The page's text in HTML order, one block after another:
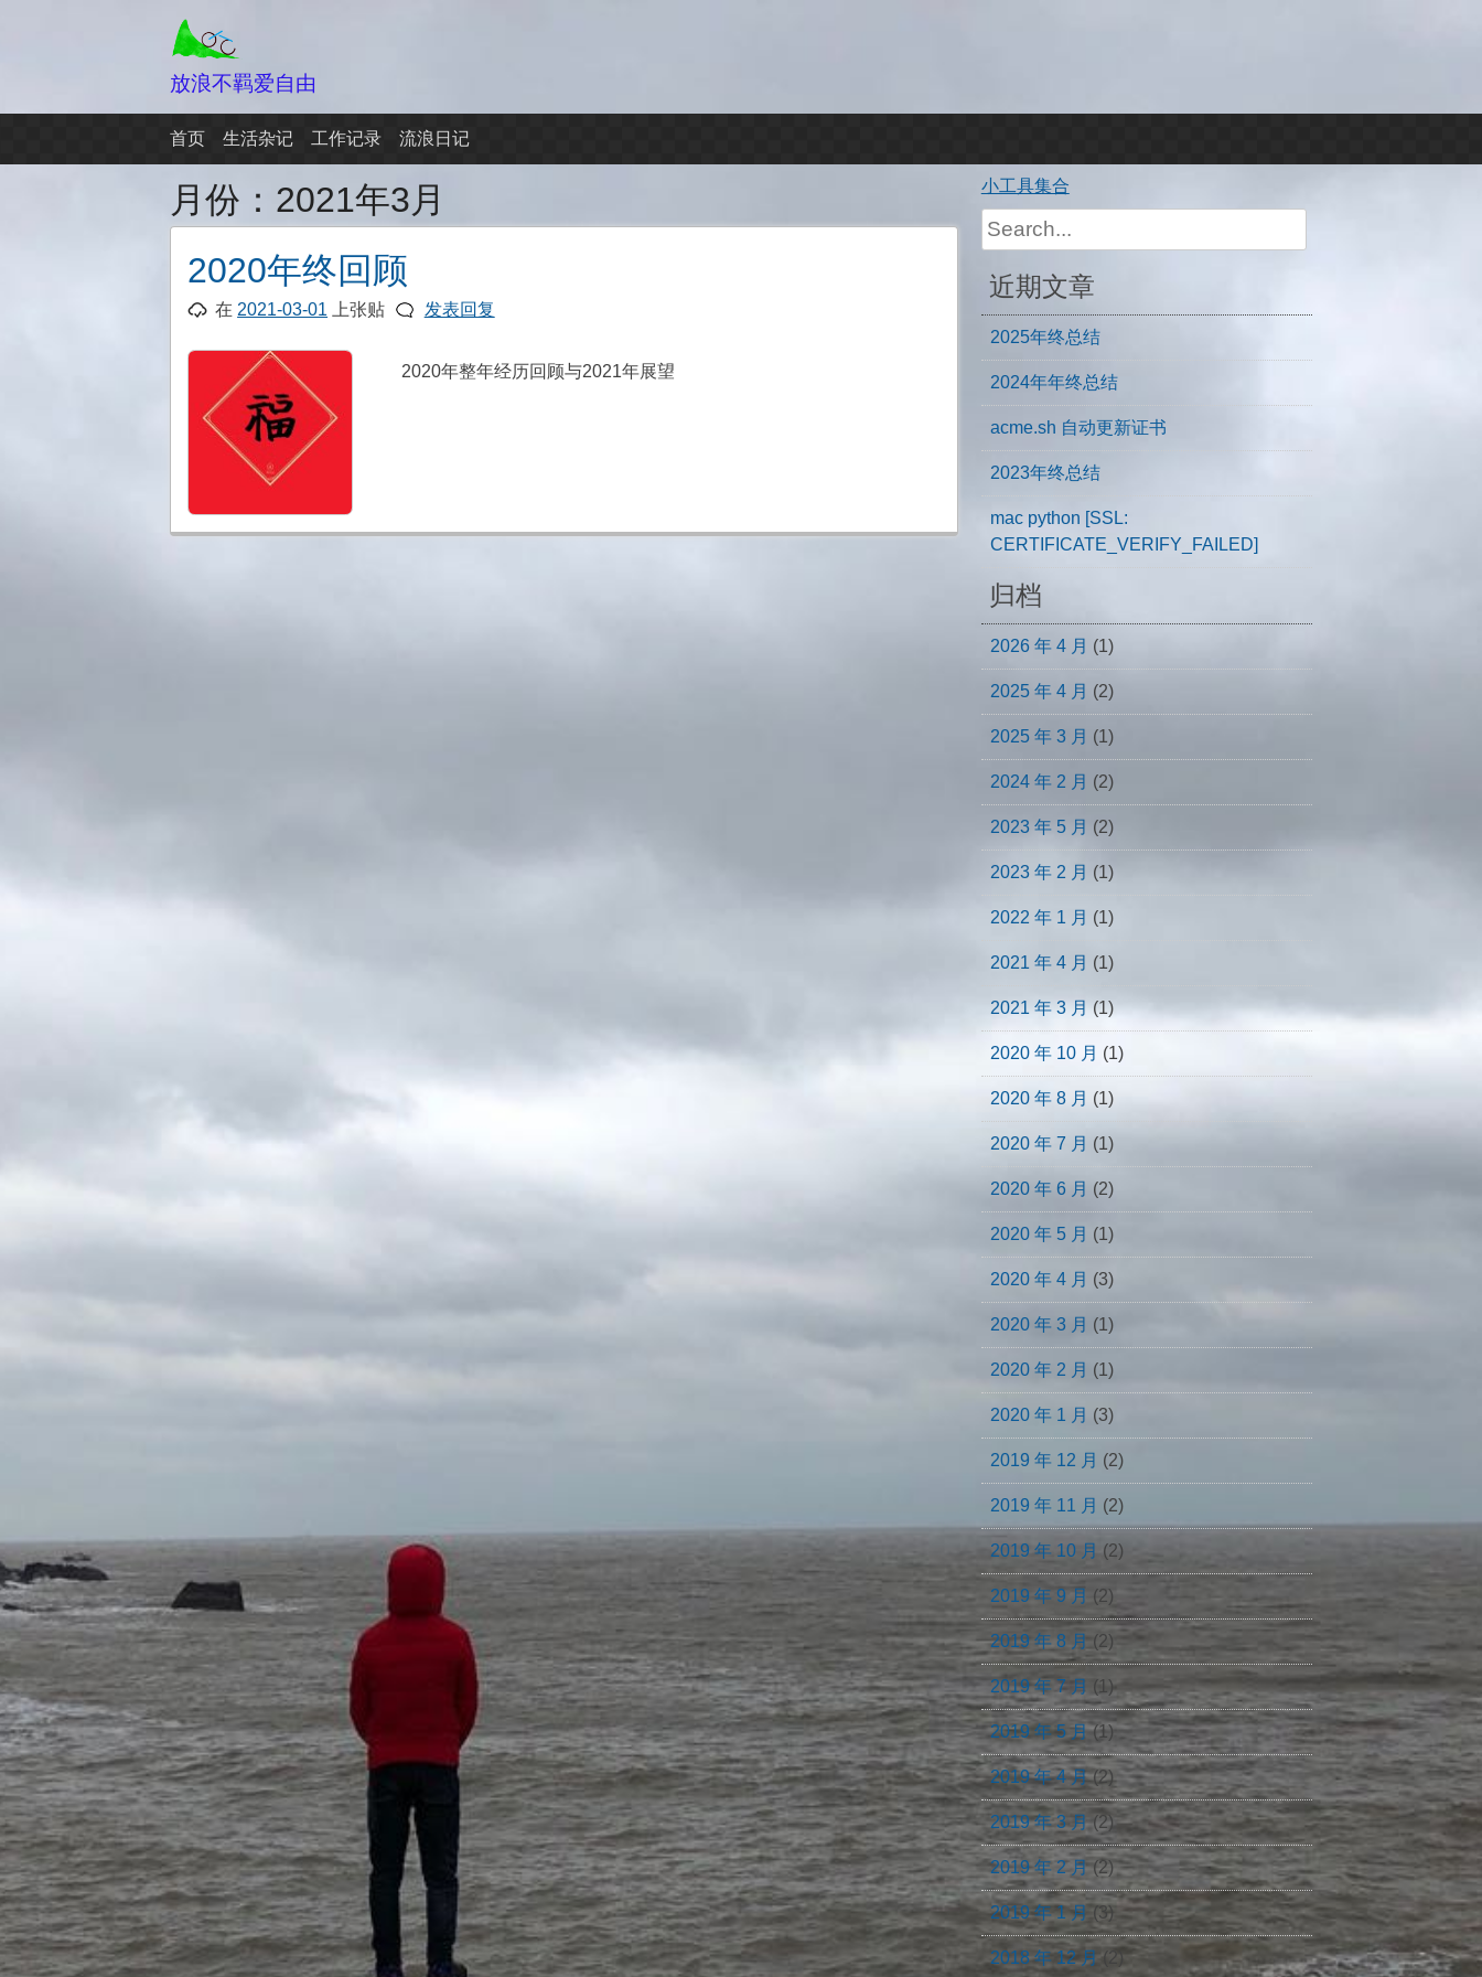
跳
至
内
放浪不羁爱自由
首页 生活杂记 工作记录 流浪日记
月份： 2021年3月
2020年终回顾
在 2021-03-01 上张贴 发表回复
2020年整年经历回顾与2021年展望
小工具集合
Search
for:
近期文章
2025年终总结
2024年年终总结
acme.sh 自动更新证书
2023年终总结
mac python [SSL:
CERTIFICATE_VERIFY_FAILED]
归档
2026 年 4 月 (1)
2025 年 4 月 (2)
2025 年 3 月 (1)
2024 年 2 月 (2)
2023 年 5 月 (2)
2023 年 2 月 (1)
2022 年 1 月 (1)
2021 年 4 月 (1)
2021 年 3 月 (1)
2020 年 10 月 (1)
2020 年 8 月 (1)
2020 年 7 月 (1)
2020 年 6 月 (2)
2020 年 5 月 (1)
2020 年 4 月 (3)
2020 年 3 月 (1)
2020 年 2 月 (1)
2020 年 1 月 (3)
2019 年 12 月 (2)
2019 年 11 月 (2)
2019 年 10 月 (2)
2019 年 9 月 (2)
2019 年 8 月(2)
2019 年 7 月 (1)
2019 年 5 月(1)
2019 年 4 月(2)
2019 年 3 月(2)
2019 年 2 月(2)
2019 年 1 月 (3)
2018 年 12 月 (2)